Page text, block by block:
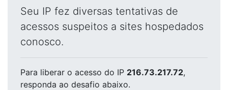
Seu IP fez diversas tentativas de
acessos suspeitos a sites hospedados
conosco.
Para liberar o acesso do IP 216.73.217.72,
responda ao desafio abaixo.